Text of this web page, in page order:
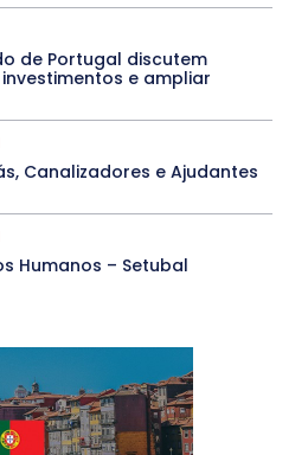
de Portugal discutem
e ampliar
Canalizadores e Ajudantes
Humanos – Setubal